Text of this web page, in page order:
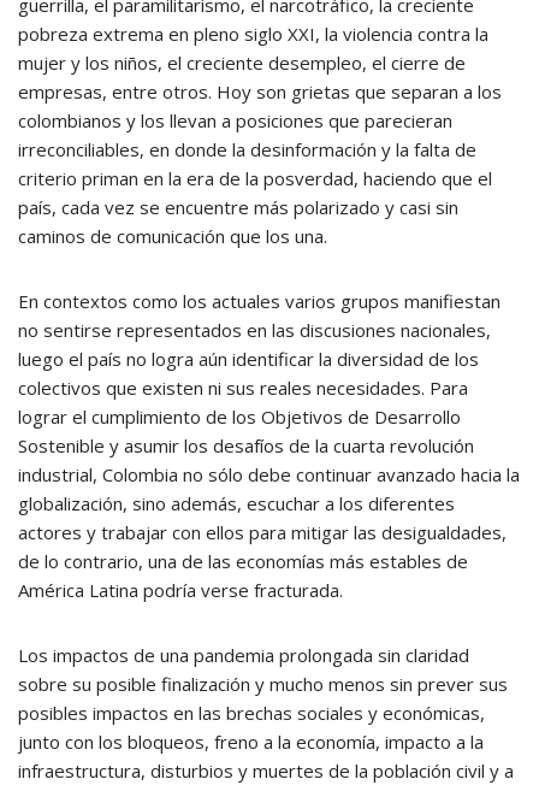
pobreza extrema en pleno siglo XXI, la violencia contra la
mujer y los niños, el creciente desempleo, el cierre de
empresas, entre otros. Hoy son grietas que separan a los
colombianos y los llevan a posiciones que parecieran
irreconciliables, en donde la desinformación y la falta de
criterio priman en la era de la posverdad, haciendo que el
país, cada vez se encuentre más polarizado y casi sin
caminos de comunicación que los una.
En contextos como los actuales varios grupos manifiestan
no sentirse representados en las discusiones nacionales,
luego el país no logra aún identificar la diversidad de los
colectivos que existen ni sus reales necesidades. Para
lograr el cumplimiento de los Objetivos de Desarrollo
Sostenible y asumir los desafíos de la cuarta revolución
industrial, Colombia no sólo debe continuar avanzado hacia la
globalización, sino además, escuchar a los diferentes
actores y trabajar con ellos para mitigar las desigualdades,
de lo contrario, una de las economías más estables de
América Latina podría verse fracturada.
Los impactos de una pandemia prolongada sin claridad
sobre su posible finalización y mucho menos sin prever sus
posibles impactos en las brechas sociales y económicas,
junto con los bloqueos, freno a la economía, impacto a la
infraestructura, disturbios y muertes de la población civil y a